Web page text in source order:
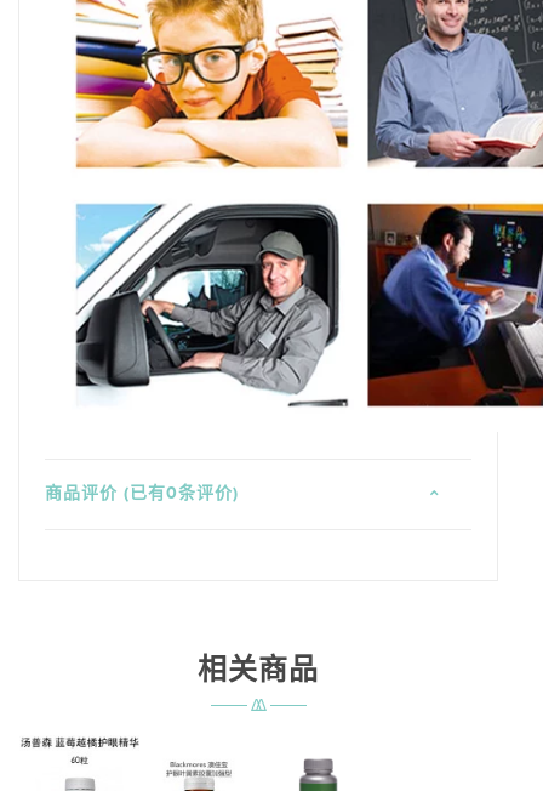
商品评价 (已有0条评价)
相关商品